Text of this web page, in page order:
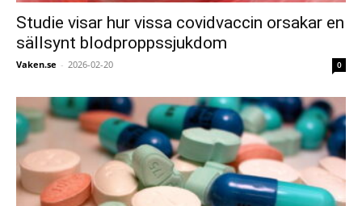
Studie visar hur vissa covidvaccin orsakar en
sällsynt blodproppssjukdom
Vaken.se - 2026-02-20 0